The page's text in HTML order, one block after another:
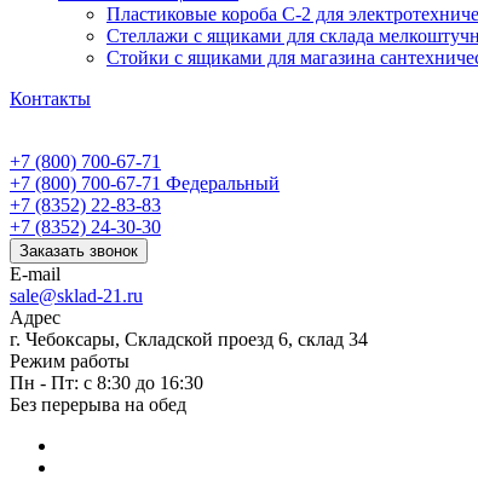
Пластиковые короба С-2 для
Стеллажи с ящиками для склада
Стойки с ящиками для магазина
Контакты
+7 (800) 700-67-71
+7 (800) 700-67-71 Федеральный
+7 (8352) 22-83-83
+7 (8352) 24-30-30
Заказать звонок
E-mail
sale@sklad-21.ru
Адрес
г. Чебоксары, Складской проезд 6, склад 34
Режим работы
Пн - Пт: с 8:30 до 16:30
Без перерыва на обед